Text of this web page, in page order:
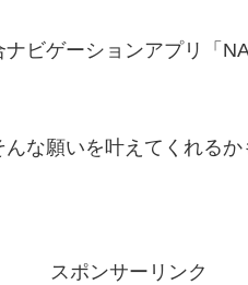
ビゲーションアプリ「
な願いを叶えてくれるか
スポンサーリンク